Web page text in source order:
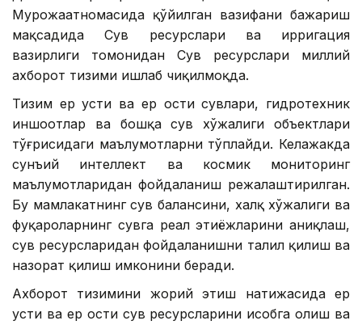
Мурожаатномасида қўйилган вазифани бажариш
мақсадида Сув ресурслари ва ирригация
вазирлиги томонидан Сув ресурслари миллий
ахборот тизими ишлаб чиқилмоқда.
Тизим ер усти ва ер ости сувлари, гидротехник
иншоотлар ва бошқа сув хўжалиги объектлари
тўғрисидаги маълумотларни тўплайди. Келажакда
сунъий интеллект ва космик мониторинг
маълумотларидан фойдаланиш режалаштирилган.
Бу мамлакатнинг сув балансини, халқ хўжалиги ва
фуқароларнинг сувга реал эҳтиёжларини аниқлаш,
сув ресурсларидан фойдаланишни таҳлил қилиш ва
назорат қилиш имконини беради.
Ахборот тизимини жорий этиш натижасида ер
усти ва ер ости сув ресурсларини ҳисобга олиш ва